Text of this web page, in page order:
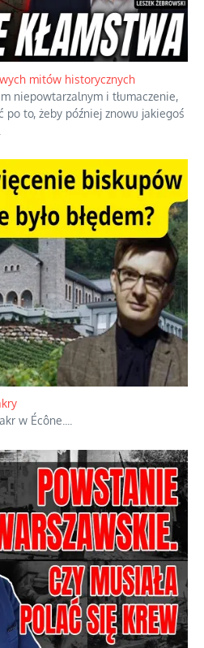
braku rozsądku
kontrreformacji jest skłonność do
moralnych, w tym
a...
mitów historycznych
niepowtarzalnym i tłumaczenie,
po to, żeby później znowu jakiegoś